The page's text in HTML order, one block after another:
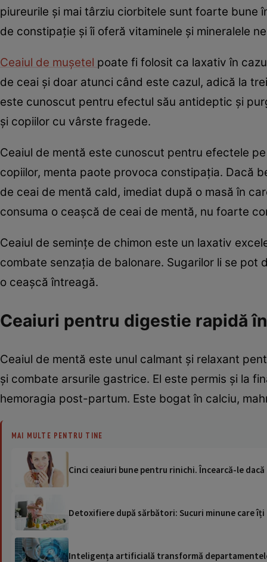
piureurile și mai târziu ciorbitele sunt foarte bune
de constipație și îi oferă vitaminele și mineralele
Ceaiul de mușetel poate fi folosit ca laxativ în
de ceai și doar atunci când este cazul, adică la
este cunoscut pentru efectul său antideptic și
și copiilor cu vârste fragede.
Ceaiul de mentă este cunoscut pentru efectele
copiilor, menta paote provoca constipația. Dacă
de ceai de mentă cald, imediat după o masă în
consuma o ceașcă de ceai de mentă, nu foarte
Ceaiul de semințe de chimon este un laxativ
combate senzația de balonare. Sugarilor li se
o ceașcă întreagă.
Ceaiuri pentru digestie rapidă
Ceaiul de mentă este unul calmant și relaxant
și combate arsurile gastrice. El este permis și la
hemoragia post-partum. Este bogat în calciu,
MAI MULTE PENTRU TINE
Cinci ceaiuri bune pentru rinichi. Încearcă-le dacă
Detoxifiere după sărbători: Sucuri minune care
Inteligența artificială transformă